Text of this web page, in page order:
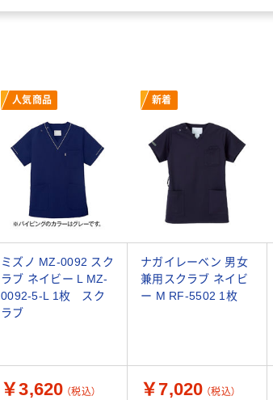
人気商品 新着
ミズノ MZ-0092 スク
ラブ ネイビー L MZ-
0092-5-L 1枚 スク
ラブ
ナガイレーベン 男女
兼用スクラブ ネイビ
ー M RF-5502 1枚
￥3,620 （税込） ￥7,020 （税込）